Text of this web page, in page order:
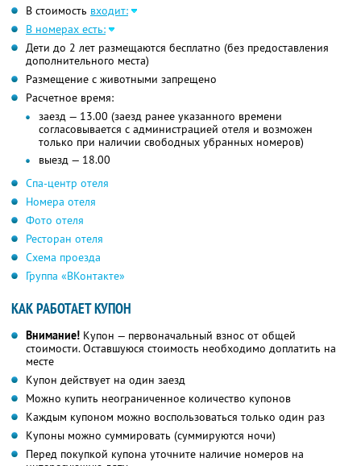
В стоимость входит:
В номерах есть:
Дети до 2 лет размещаются бесплатно (без предоставления
дополнительного места)
Размещение с животными запрещено
Расчетное время:
заезд — 13.00 (заезд ранее указанного времени
согласовывается с администрацией отеля и возможен
только при наличии свободных убранных номеров)
выезд — 18.00
Спа-центр отеля
Номера отеля
Фото отеля
Ресторан отеля
Схема проезда
Группа «ВКонтакте»
КАК РАБОТАЕТ КУПОН
Внимание! Купон — первоначальный взнос от общей
стоимости. Оставшуюся стоимость необходимо доплатить на
месте
Купон действует на один заезд
Можно купить неограниченное количество купонов
Каждым купоном можно воспользоваться только один раз
Купоны можно суммировать (суммируются ночи)
Перед покупкой купона уточните наличие номеров на